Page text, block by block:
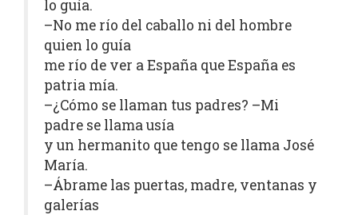
lo guía.
–No me río del caballo ni del hombre
quien lo guía
me río de ver a España que España es
patria mía.
–¿Cómo se llaman tus padres? –Mi
padre se llama usía
y un hermanito que tengo se llama José
María.
–Ábrame las puertas, madre, ventanas y
galerías